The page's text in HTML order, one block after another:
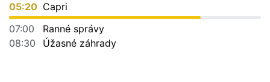
05:20 Capri
07:00
Ranné správy
08:30
Úžasné záhrady